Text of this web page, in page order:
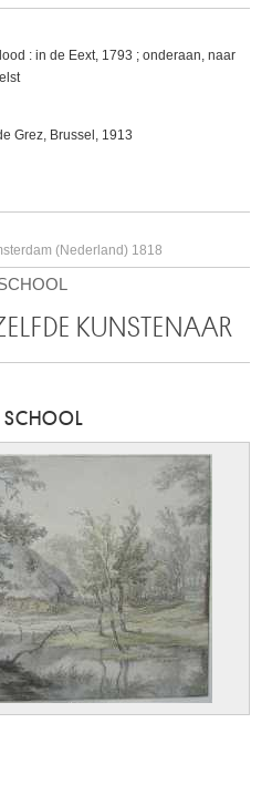
: in de Eext, 1793 ; onderaan, naar
Grez, Brussel, 1913
(Nederland) 1818
KUNSTENAAR
SCHOOL